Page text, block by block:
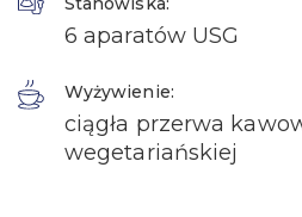
6 aparatów USG
Wyżywienie:
ciągła przerwa
wegetariańskiej